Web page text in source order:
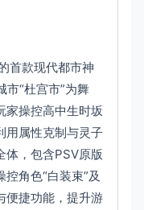
首款现代都市神
市“杜宫市”为舞
家操控高中生时坂
用属性克制与灵子
体，包含PSV原版
角色“白装束”及
便捷功能，提升游